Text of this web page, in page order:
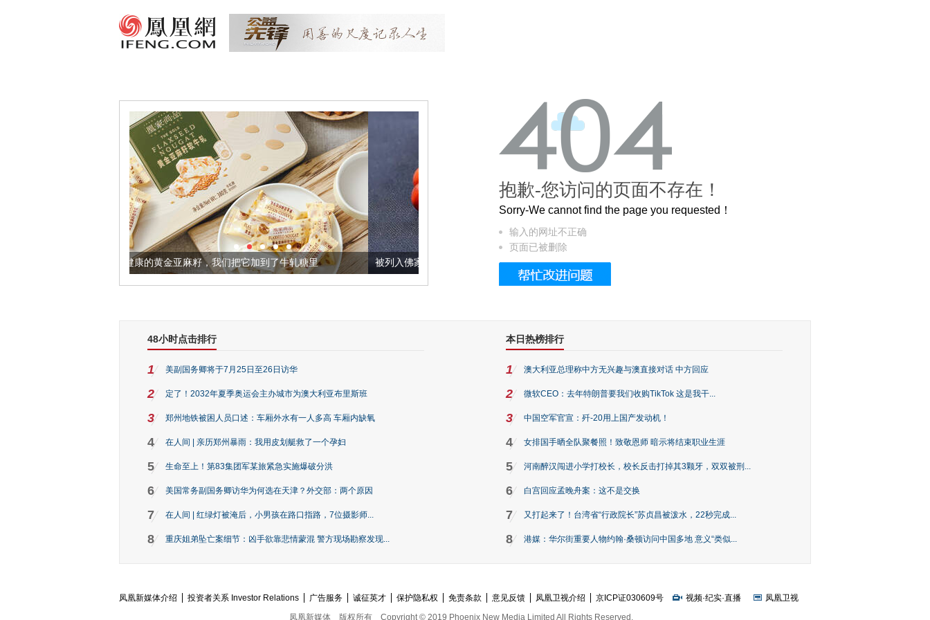
让身体更健康的黄金亚麻籽，我们把它加到了牛轧糖里 被列入佛家七宝的它到底有多美？ 这个3.2米的长卷，还原了600岁的紫禁城
抱歉-您访问的页面不存在！
Sorry-We cannot find the page you requested！
输入的网址不正确
页面已被删除
48小时点击排行
1 美副国务卿将于7月25日至26日访华
2 定了！2032年夏季奥运会主办城市为澳大利亚布里斯班
3 郑州地铁被困人员口述：车厢外水有一人多高 车厢内缺氧
4 在人间 | 亲历郑州暴雨：我用皮划艇救了一个孕妇
5 生命至上！第83集团军某旅紧急实施爆破分洪
6 美国常务副国务卿访华为何选在天津？外交部：两个原因
7 在人间 | 红绿灯被淹后，小男孩在路口指路，7位摄影师...
8 重庆姐弟坠亡案细节：凶手欲靠悲情蒙混 警方现场勘察发现...
本日热榜排行
1 澳大利亚总理称中方无兴趣与澳直接对话 中方回应
2 微软CEO：去年特朗普要我们收购TikTok 这是我干...
3 中国空军官宣：歼-20用上国产发动机！
4 女排国手晒全队聚餐照！致敬恩师 暗示将结束职业生涯
5 河南醉汉闯进小学打校长，校长反击打掉其3颗牙，双双被刑...
6 白宫回应孟晚舟案：这不是交换
7 又打起来了！台湾省“行政院长”苏贞昌被泼水，22秒完成...
8 港媒：华尔街重要人物约翰·桑顿访问中国多地 意义“类似...
凤凰新媒体介绍 投资者关系 Investor Relations 广告服务 诚征英才 保护隐私权 免责条款 意见反馈 凤凰卫视介绍 京ICP证030609号 视频·纪实·直播
凤凰卫视
凤凰新媒体
版权所有 Copyright © 2019 Phoenix New Media Limited All Rights Reserved.